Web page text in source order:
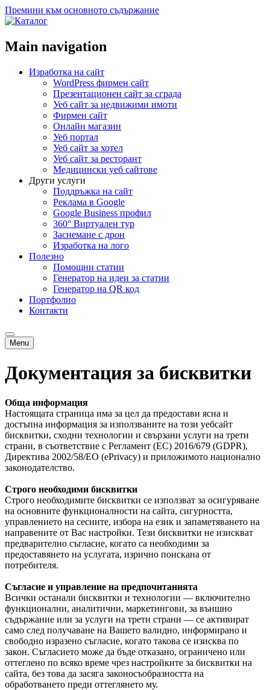
Премини към основното съдържание
Main navigation
Изработка на сайт
WordPress фирмен сайт
Презентационен сайт за сграда
Уеб сайт за недвижими имоти
Фирмен сайт
Онлайн магазин
Уеб портал
Уеб сайт за хотел
Уеб сайт за ресторант
Медицински уеб сайтове
Други услуги
Поддръжка на сайт
Реклама в Google
Google Business профил
360° Виртуален тур
Заснемане с дрон
Изработка на лого
Полезно
Помощни статии
Генератор на идеи за статии
Генератор на QR код
Портфолио
Контакти
Menu
Документация за бисквитки
Обща информация
Настоящата страница има за цел да предостави ясна и
достъпна информация за използваните на този уебсайт
бисквитки, сходни технологии и свързани услуги на трети
страни, в съответствие с Регламент (ЕС) 2016/679 (GDPR),
Директива 2002/58/ЕО (ePrivacy) и приложимото национално
законодателство.
Строго необходими бисквитки
Строго необходимите бисквитки се използват за осигуряване
на основните функционалности на сайта, сигурността,
управлението на сесиите, избора на език и запаметяването на
направените от Вас настройки. Тези бисквитки не изискват
предварително съгласие, когато са необходими за
предоставянето на услугата, изрично поискана от
потребителя.
Съгласие и управление на предпочитанията
Всички останали бисквитки и технологии — включително
функционални, аналитични, маркетингови, за външно
съдържание или за услуги на трети страни — се активират
само след получаване на Вашето валидно, информирано и
свободно изразено съгласие, когато такова се изисква по
закон. Съгласието може да бъде отказано, ограничено или
оттеглено по всяко време чрез настройките за бисквитки на
сайта, без това да засяга законосъобразността на
обработването преди оттеглянето му.